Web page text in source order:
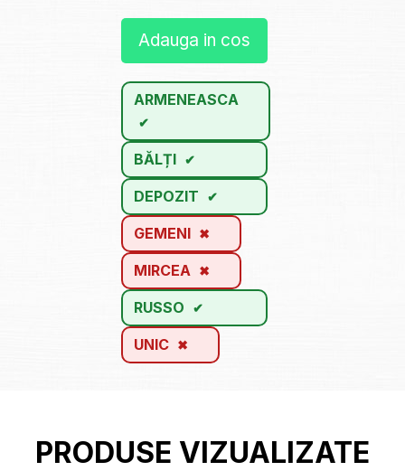
Adauga in cos
ARMENEASCA
BĂLȚI
DEPOZIT
GEMENI
MIRCEA
RUSSO
UNIC
PRODUSE VIZUALIZATE